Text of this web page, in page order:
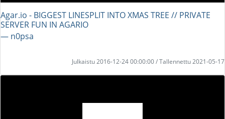
Agar.io - BIGGEST LINESPLIT INTO XMAS TREE // PRIVATE
SERVER FUN IN AGARIO
― n0psa
Julkaistu 2016-12-24 00:00:00 / Tallennettu 2021-05-17